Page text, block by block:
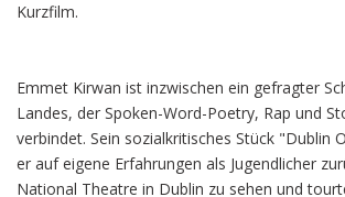
Kurzfilm.
Emmet Kirwan ist inzwischen ein gefragter
Landes, der Spoken-Word-Poetry, Rap und
verbindet. Sein sozialkritisches Stück "Dublin
er auf eigene Erfahrungen als Jugendlicher
National Theatre in Dublin zu sehen und